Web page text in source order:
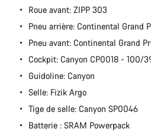
Roue avant: ZIPP 303
Pneu arrière: Continental Grand
Pneu avant: Continental Grand
Cockpit: Canyon CP0018 - 100/
Guidoline: Canyon
Selle: Fizik Argo
Tige de selle: Canyon SP0046
Batterie : SRAM Powerpack